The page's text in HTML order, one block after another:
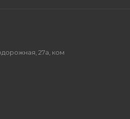
27а, ком